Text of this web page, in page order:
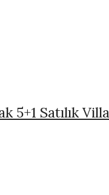
5+1 Satılık Villa